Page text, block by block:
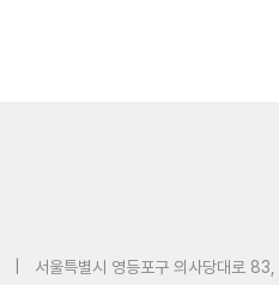
서울특별시 영등포구 의사당대로